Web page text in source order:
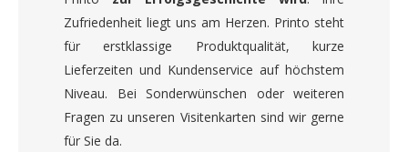
Zufriedenheit liegt uns am Herzen. Printo steht
für erstklassige Produktqualität, kurze
Lieferzeiten und Kundenservice auf höchstem
Niveau. Bei Sonderwünschen oder weiteren
Fragen zu unseren Visitenkarten sind wir gerne
für Sie da.